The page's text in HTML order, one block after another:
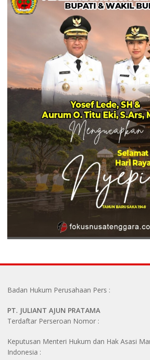
Badan Hukum Perusahaan Pers :
PT. JULIANT AJUN PRATAMA
Terdaftar Perseroan Nomor :
Keputusan Menteri Hukum dan Hak Asasi
Indonesia :